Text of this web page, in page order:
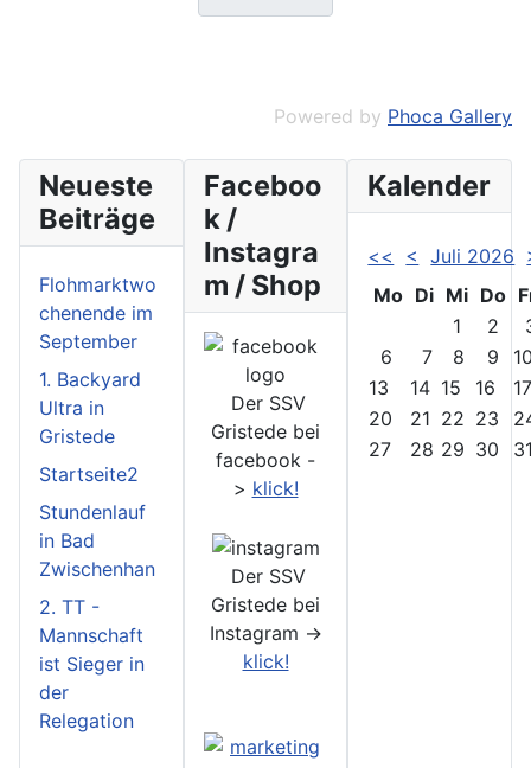
Powered by Phoca Gallery
Neueste
Beiträge
Flohmarktwo
chenende im
September
1. Backyard
Ultra in
Gristede
Startseite2
Stundenlauf
in Bad
Zwischenhan
2. TT -
Mannschaft
ist Sieger in
der
Relegation
Faceboo
k /
Instagra
m / Shop
Der SSV
Gristede bei
facebook -
> klick!
Der SSV
Gristede bei
Instagram ->
klick!
Kalender
<< < Juli 2026
Mo Di Mi Do
1
2
6
7 8 9
13
14 15 16
20
21 22 23
27
28 29 30